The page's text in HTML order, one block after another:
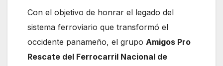
Con el objetivo de honrar el legado del
sistema ferroviario que transformó el
occidente panameño, el grupo Amigos Pro
Rescate del Ferrocarril Nacional de